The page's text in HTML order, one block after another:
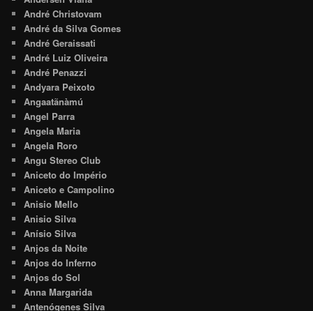
André Christovam
André da Silva Gomes
André Geraissati
André Luiz Oliveira
André Penazzi
Andyara Peixoto
Angaatãnàmú
Angel Parra
Angela Maria
Angela Roro
Angu Stereo Club
Aniceto do Império
Aniceto e Campolino
Anisio Mello
Anisio Silva
Anísio Silva
Anjos da Noite
Anjos do Inferno
Anjos do Sol
Anna Margarida
Antenógenes Silva